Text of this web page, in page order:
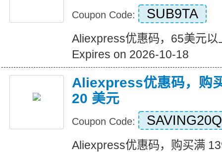
Coupon Code: SUB9TA
Aliexpress优惠码，65美元以
Expires on 2026-10-18
Aliexpress优惠码，购
20 美元
Coupon Code: SAVING20Q
Aliexpress优惠码，购买满